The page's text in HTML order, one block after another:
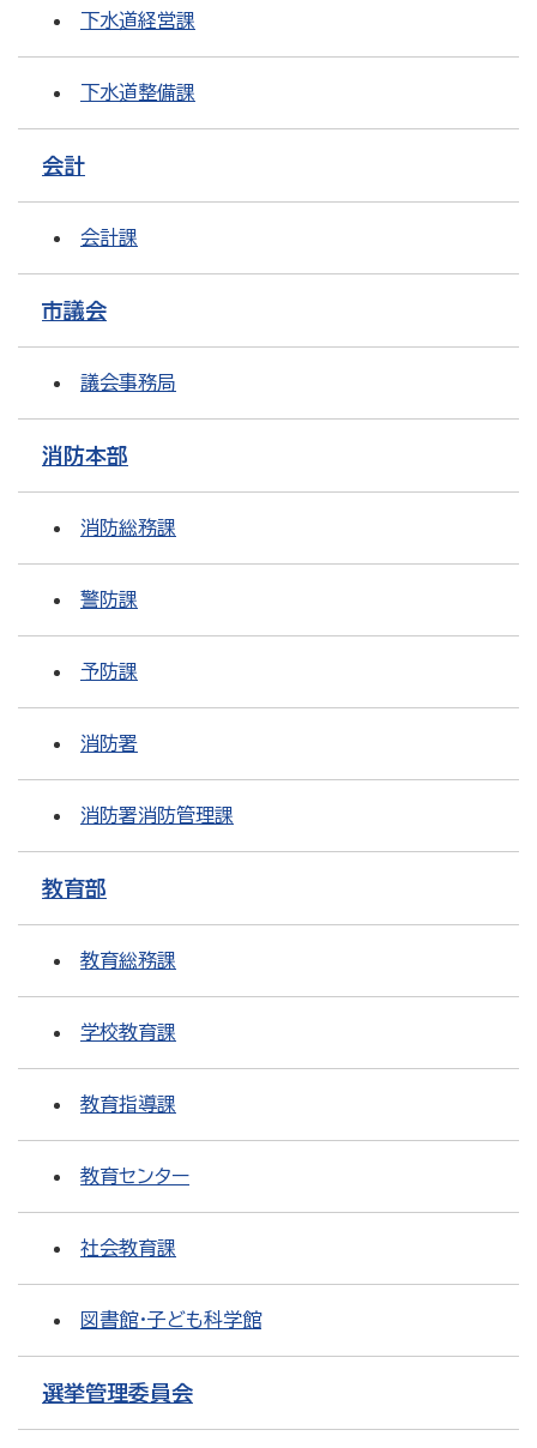
下水道経営課
下水道整備課
会計
会計課
市議会
議会事務局
消防本部
消防総務課
警防課
予防課
消防署
消防署消防管理課
教育部
教育総務課
学校教育課
教育指導課
教育センター
社会教育課
図書館・子ども科学館
選挙管理委員会